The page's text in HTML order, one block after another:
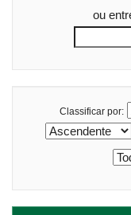
ou
Classificar por: